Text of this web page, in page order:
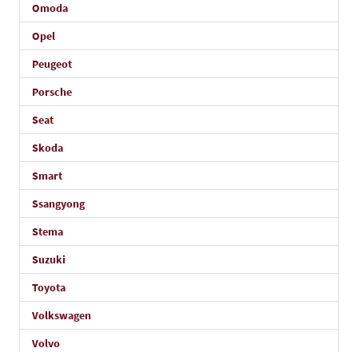
Omoda
Opel
Peugeot
Porsche
Seat
Skoda
Smart
Ssangyong
Stema
Suzuki
Toyota
Volkswagen
Volvo